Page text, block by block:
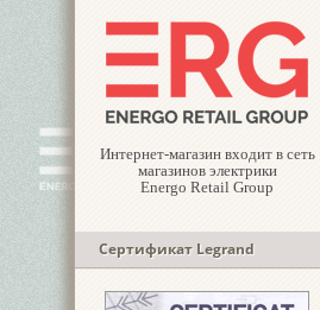
Интернет-магазин входит в сеть
магазинов электрики
Energo Retail Group
Сертификат Legrand